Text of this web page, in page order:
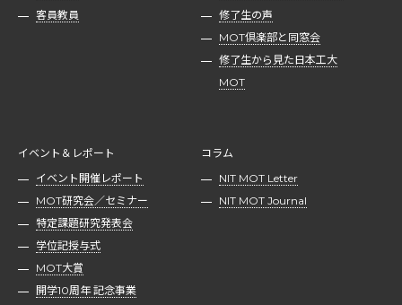
客員教員
修了生の声
MOT倶楽部と同窓会
修了生から見た日本工大
MOT
イベント＆レポート
イベント開催レポート
MOT研究会／セミナー
特定課題研究発表会
学位記授与式
MOT大賞
開学10周年 記念事業
コラム
NIT MOT Letter
NIT MOT Journal